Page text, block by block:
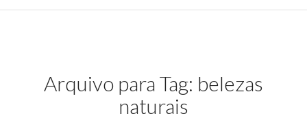
Arquivo para Tag: belezas
naturais